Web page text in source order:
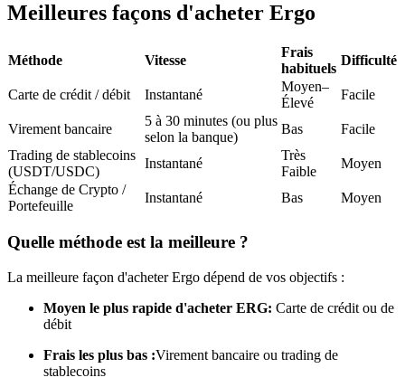
Futures utilisant l'USDC comme garantie
Copie de Trading
Rejoignez les meilleurs traders
Meilleures façons d'acheter Ergo
Méthode Vitesse
Frais
habituels
Difficulté
Carte de crédit / débit Instantané
Moyen–
Élevé
Facile
Virement bancaire
5 à 30 minutes (ou plus
selon la banque)
Bas
Facile
Trading de stablecoins
(USDT/USDC)
Instantané
Très
Faible
Moyen
Échange de Crypto /
Portefeuille
Instantané Bas Moyen
Quelle méthode est la meilleure ?
La meilleure façon d'acheter Ergo dépend de vos objectifs :
Moyen le plus rapide d'acheter ERG: Carte de crédit ou de
débit
Frais les plus bas :Virement bancaire ou trading de
stablecoins